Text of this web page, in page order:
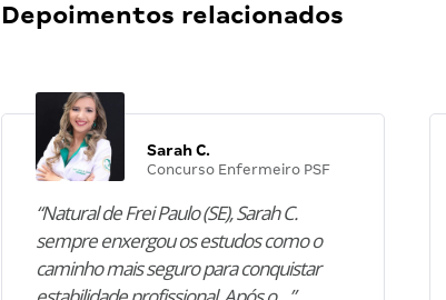
Depoimentos relacionados
Sarah C.
Concurso Enfermeiro PSF
“Natural de Frei Paulo (SE), Sarah C.
sempre enxergou os estudos como o
caminho mais seguro para conquistar